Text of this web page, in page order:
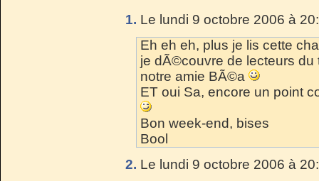
1. Le lundi 9 octobre 2006 à
Eh eh eh, plus je lis cette
je dÃ©couvre de lecteurs du
notre amie BÃ©a
ET oui Sa, encore un point
Bon week-end, bises
Bool
2. Le lundi 9 octobre 2006 à